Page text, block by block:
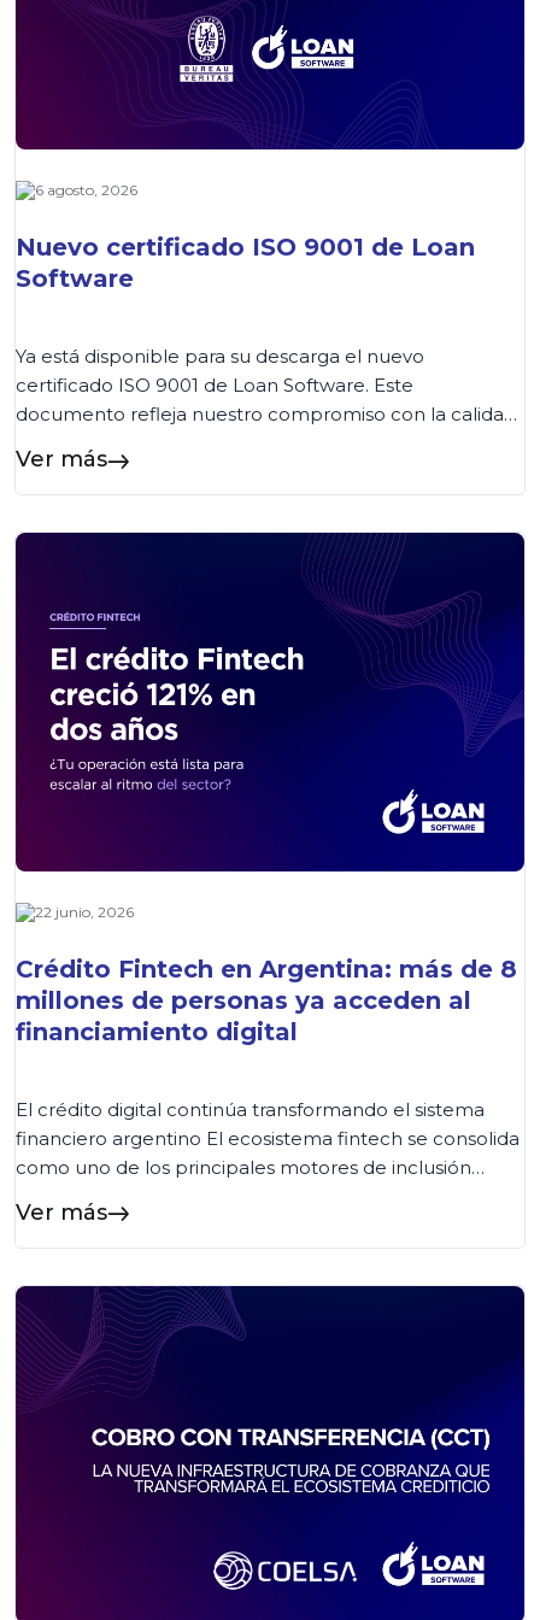
6 agosto, 2026
Nuevo certificado ISO 9001 de Loan
Software
Ya está disponible para su descarga el nuevo
certificado ISO 9001 de Loan Software. Este
documento refleja nuestro compromiso con la calidad
podrán acceder al certificado de forma rápida desde
esta página o consultarlo también en nuestra Wiki,
donde encontrarán siempre la versión vigente....
Ver más
22 junio, 2026
Crédito Fintech en Argentina: más de 8
millones de personas ya acceden al
financiamiento digital
El crédito digital continúa transformando el sistema
financiero argentino El ecosistema fintech se consolida
como uno de los principales motores de inclusión
Informe de Crédito Fintech elaborado por el ITBA y la
Cámara Argentina Fintech, más de 8,1 millones de
personas ya acceden a crédito fintech en […]...
Ver más